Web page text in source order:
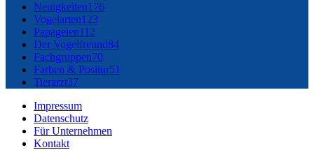
Neuigkeiten176
Vogelarten123
Papageien112
Der Vogelfreund84
Fachgruppen70
Farben & Positur51
Tierarzt37
Impressum
Datenschutz
Für Unternehmen
Kontakt